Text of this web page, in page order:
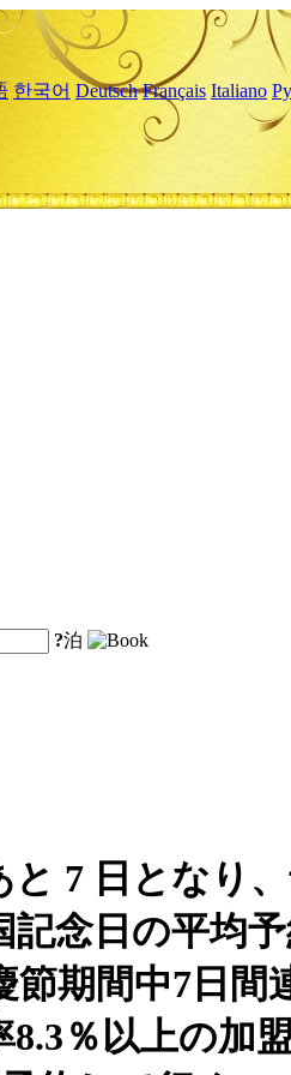
한국어 Deutsch Français Italiano
?泊
と 7 日となり
念日の平均
期間中7日間
％以上の加